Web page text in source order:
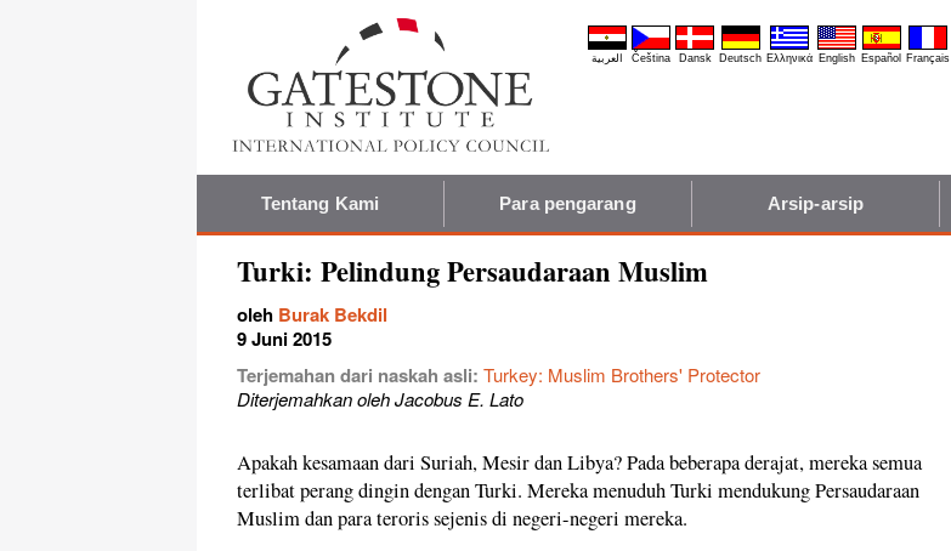
العربية Čeština Dansk Deutsch Ελληνικά English Español Français
Tentang Kami Para pengarang Arsip-arsip
Turki: Pelindung Persaudaraan Muslim
oleh Burak Bekdil
9 Juni 2015
Terjemahan dari naskah asli: Turkey: Muslim Brothers' Protector
Diterjemahkan oleh Jacobus E. Lato
Apakah kesamaan dari Suriah, Mesir dan Libya? Pada beberapa derajat, mereka semua
terlibat perang dingin dengan Turki. Mereka menuduh Turki mendukung Persaudaraan
Muslim dan para teroris sejenis di negeri-negeri mereka.